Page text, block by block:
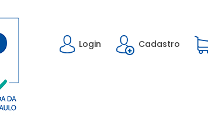
Login Cadastro